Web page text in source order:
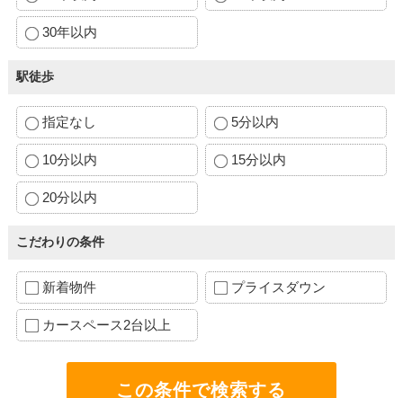
30年以内
駅徒歩
指定なし 5分以内
10分以内 15分以内
20分以内
こだわりの条件
新着物件 プライスダウン
カースペース2台以上